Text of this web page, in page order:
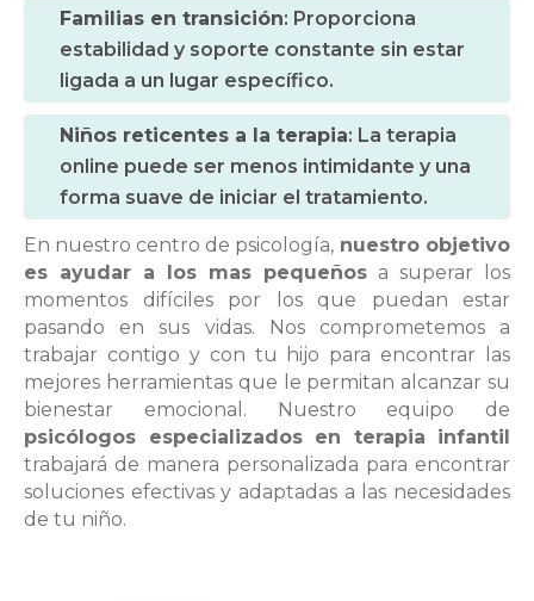
Familias en transición: Proporciona
estabilidad y soporte constante sin estar
ligada a un lugar específico.
Niños reticentes a la terapia: La terapia
online puede ser menos intimidante y una
forma suave de iniciar el tratamiento.
En nuestro centro de psicología, nuestro objetivo
es ayudar a los mas pequeños a superar los
momentos difíciles por los que puedan estar
pasando en sus vidas. Nos comprometemos a
trabajar contigo y con tu hijo para encontrar las
mejores herramientas que le permitan alcanzar su
bienestar emocional. Nuestro equipo de
psicólogos especializados en terapia infantil
trabajará de manera personalizada para encontrar
soluciones efectivas y adaptadas a las necesidades
de tu niño.